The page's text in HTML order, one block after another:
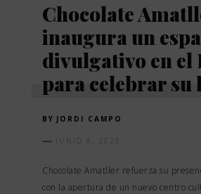
Chocolate
inaugura un
divulgativo en el
para celebrar su
BY JORDI CAMPO
JUNIO 8, 2025
Chocolate Amatller refuerza su
con la apertura de un nuevo centro